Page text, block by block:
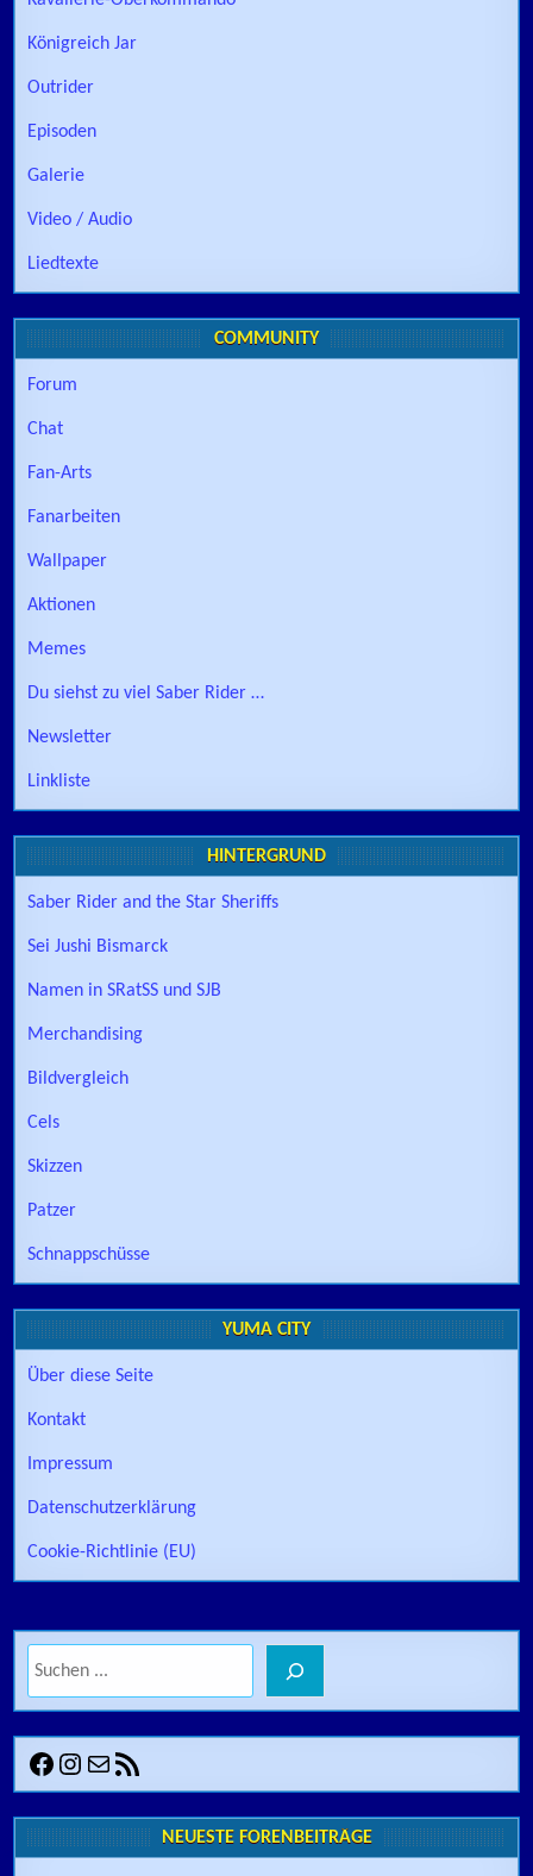
Königreich Jar
Outrider
Episoden
Galerie
Video / Audio
Liedtexte
COMMUNITY
Forum
Chat
Fan-Arts
Fanarbeiten
Wallpaper
Aktionen
Memes
Du siehst zu viel Saber Rider …
Newsletter
Linkliste
HINTERGRUND
Saber Rider and the Star Sheriffs
Sei Jushi Bismarck
Namen in SRatSS und SJB
Merchandising
Bildvergleich
Cels
Skizzen
Patzer
Schnappschüsse
YUMA CITY
Über diese Seite
Kontakt
Impressum
Datenschutzerklärung
Cookie-Richtlinie (EU)
Facebook
Instagram
E-MailRSS-Feed
NEUESTE FORENBEITRÄGE